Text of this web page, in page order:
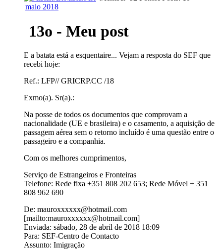
maio 2018
13o - Meu post
E a batata está a esquentaire... Vejam a resposta do SEF que
recebi hoje:
Ref.: LFP// GRICRP.CC /18
Exmo(a). Sr(a).:
Na posse de todos os documentos que comprovam a
nacionalidade (UE e brasileira) e o casamento, a aquisição de
passagem aérea sem o retorno incluído é uma questão entre o
passageiro e a companhia.
Com os melhores cumprimentos,
Serviço de Estrangeiros e Fronteiras
Telefone: Rede fixa +351 808 202 653; Rede Móvel + 351
808 962 690
De: mauroxxxxxx@hotmail.com
[mailto:mauroxxxxxx@hotmail.com]
Enviada: sábado, 28 de abril de 2018 18:09
Para: SEF-Centro de Contacto
Assunto: Imigração